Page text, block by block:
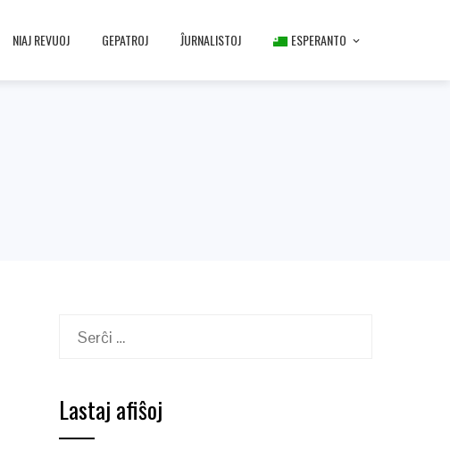
NIAJ REVUOJ GEPATROJ ĴURNALISTOJ ESPERANTO
Serĉu:
Lastaj afiŝoj